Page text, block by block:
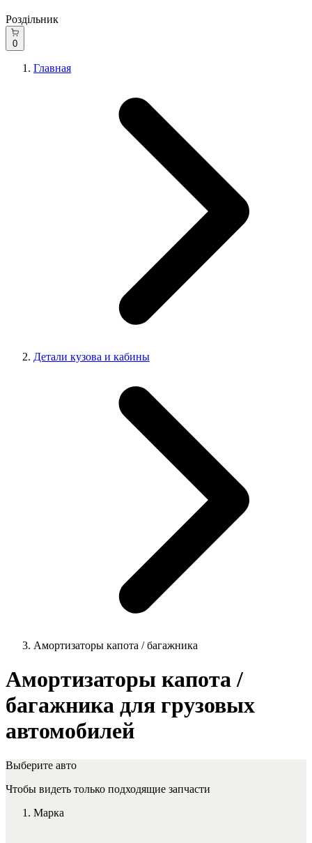
Роздільник
0
Главная
Детали кузова и кабины
Амортизаторы капота / багажника
Амортизаторы капота /
багажника для грузовых
автомобилей
Выберите авто
Чтобы видеть только подходящие запчасти
Марка